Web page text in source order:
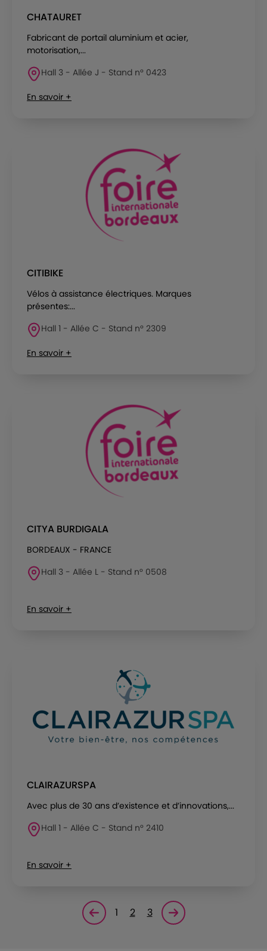
CHATAURET
Fabricant de portail aluminium et acier,
motorisation,...
Hall 3 - Allée J - Stand n° 0423
En savoir +
CITIBIKE
Vélos à assistance électriques. Marques
présentes:...
Hall 1 - Allée C - Stand n° 2309
En savoir +
CITYA BURDIGALA
BORDEAUX - FRANCE
Hall 3 - Allée L - Stand n° 0508
En savoir +
CLAIRAZURSPA
Avec plus de 30 ans d’existence et d’innovations,...
Hall 1 - Allée C - Stand n° 2410
En savoir +
Page précédente
1 2 3 Page suivante<